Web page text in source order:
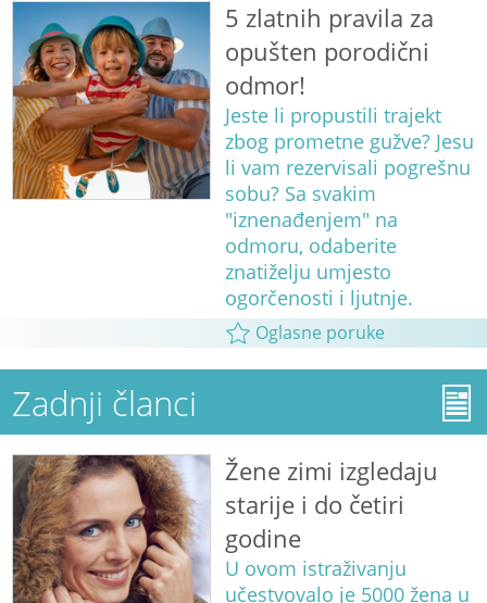
5 zlatnih pravila za
opušten porodični
odmor!
Jeste li propustili trajekt
zbog prometne gužve? Jesu
li vam rezervisali pogrešnu
sobu? Sa svakim
"iznenađenjem" na
odmoru, odaberite
znatiželju umjesto
ogorčenosti i ljutnje.
Oglasne poruke
Zadnji članci
Žene zimi izgledaju
starije i do četiri
godine
U ovom istraživanju
učestvovalo je 5000 žena u